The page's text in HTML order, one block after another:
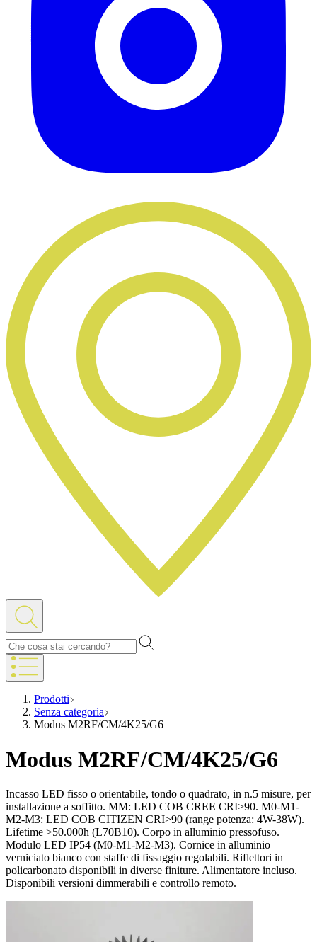
Prodotti
Senza categoria
Modus M2RF/CM/4K25/G6
Modus M2RF/CM/4K25/G6
Incasso LED fisso o orientabile, tondo o quadrato, in n.5 misure, per
installazione a soffitto. MM: LED COB CREE CRI>90. M0-M1-
M2-M3: LED COB CITIZEN CRI>90 (range potenza: 4W-38W).
Lifetime >50.000h (L70B10). Corpo in alluminio pressofuso.
Modulo LED IP54 (M0-M1-M2-M3). Cornice in alluminio
verniciato bianco con staffe di fissaggio regolabili. Riflettori in
policarbonato disponibili in diverse finiture. Alimentatore incluso.
Disponibili versioni dimmerabili e controllo remoto.